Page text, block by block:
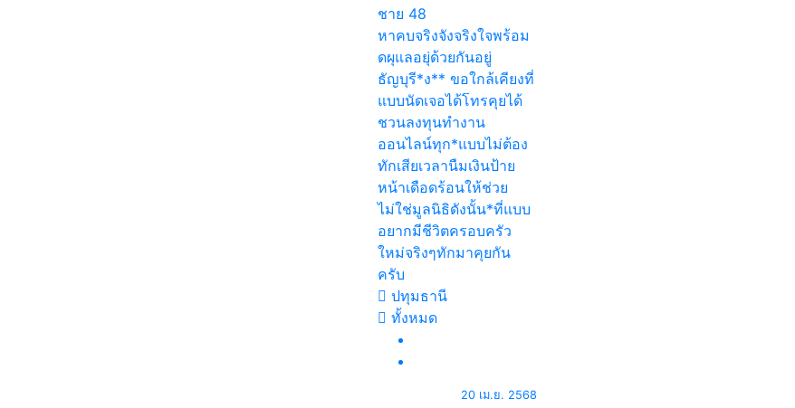
ชาย 48
หาคบจริงจังจริงใจพร้อม
ดผุแลอยุ่ด้วยกันอยู่
ธัญบุรี*ง** ขอใกล้เคียงที่
แบบนัดเจอได้โทรคุยได้
ชวนลงทุนทำงาน
ออนไลน์ทุก*แบบไม่ต้อง
ทักเสียเวลานืมเงินป้าย
หน้าเดือดร้อนให้ช่วย
ไม่ใช่มูลนิธิดังนั้น*ที่แบบ
อยากมีชีวิตครอบครัว
ใหม่จริงๆทักมาคุยกัน
ครับ
ปทุมธานี
ทั้งหมด
20 เม.ย. 2568